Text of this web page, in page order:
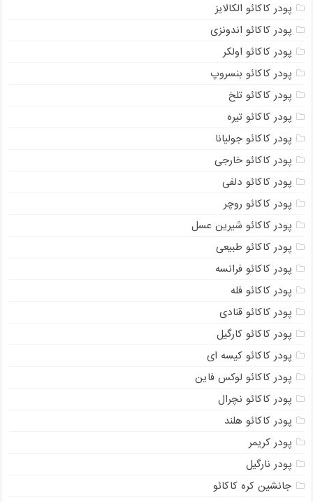
پودر کاکائو الکالایز
پودر کاکائو اندونزی
پودر کاکائو اولکر
پودر کاکائو بنسروپ
پودر کاکائو تلخ
پودر کاکائو تیره
پودر کاکائو جولیانا
پودر کاکائو خارجی
پودر کاکائو دلفی
پودر کاکائو روچر
پودر کاکائو شیرین عسل
پودر کاکائو طبیعی
پودر کاکائو فرانسه
پودر کاکائو فله
پودر کاکائو قنادی
پودر کاکائو کارگیل
پودر کاکائو کیسه ای
پودر کاکائو لوکس فاین
پودر کاکائو نچرال
پودر کاکائو هلند
پودر کریمر
پودر نارگیل
جانشین کره کاکائو